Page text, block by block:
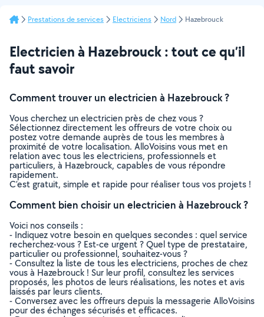
Prestations de services Electriciens Nord Hazebrouck
Electricien à Hazebrouck : tout ce qu’il
faut savoir
Comment trouver un electricien à Hazebrouck ?
Vous cherchez un electricien près de chez vous ?
Sélectionnez directement les offreurs de votre choix ou
postez votre demande auprès de tous les membres à
proximité de votre localisation. AlloVoisins vous met en
relation avec tous les electriciens, professionnels et
particuliers, à Hazebrouck, capables de vous répondre
rapidement.
C’est gratuit, simple et rapide pour réaliser tous vos projets !
Comment bien choisir un electricien à Hazebrouck ?
Voici nos conseils :
- Indiquez votre besoin en quelques secondes : quel service
recherchez-vous ? Est-ce urgent ? Quel type de prestataire,
particulier ou professionnel, souhaitez-vous ?
- Consultez la liste de tous les electriciens, proches de chez
vous à Hazebrouck ! Sur leur profil, consultez les services
proposés, les photos de leurs réalisations, les notes et avis
laissés par leurs clients.
- Conversez avec les offreurs depuis la messagerie AlloVoisins
pour des échanges sécurisés et efficaces.